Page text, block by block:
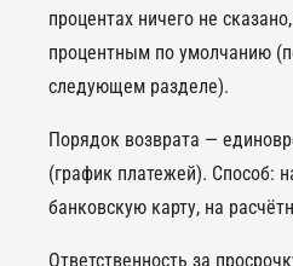
процентах ничего не
процентным по умолчанию
следующем разделе).
Порядок возврата —
(график платежей). Способ:
банковскую карту, на
Ответственность за